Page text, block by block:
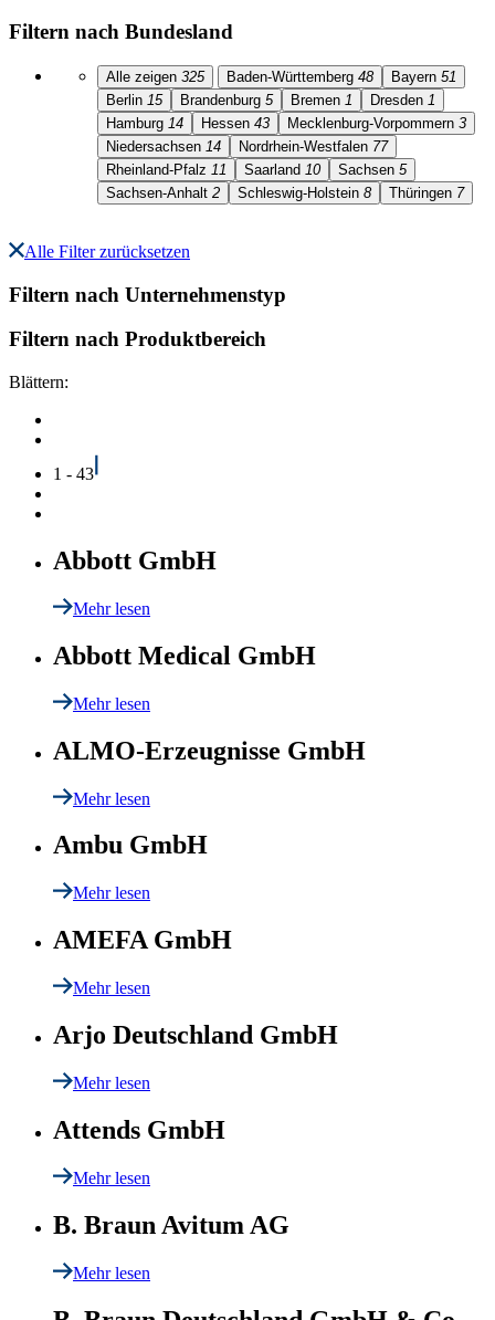
Filtern nach Bundesland
Alle zeigen 325 Baden-Württemberg 48 Bayern 51
Berlin 15 Brandenburg 5 Bremen 1 Dresden 1
Hamburg 14 Hessen 43 Mecklenburg-Vorpommern 3
Niedersachsen 14 Nordrhein-Westfalen 77
Rheinland-Pfalz 11 Saarland 10 Sachsen 5
Sachsen-Anhalt 2 Schleswig-Holstein 8 Thüringen 7
Alle Filter zurücksetzen
Filtern nach Unternehmenstyp
Filtern nach Produktbereich
Blättern:
1 - 43
Abbott GmbH
Mehr lesen
Abbott Medical GmbH
Mehr lesen
ALMO-Erzeugnisse GmbH
Mehr lesen
Ambu GmbH
Mehr lesen
AMEFA GmbH
Mehr lesen
Arjo Deutschland GmbH
Mehr lesen
Attends GmbH
Mehr lesen
B. Braun Avitum AG
Mehr lesen